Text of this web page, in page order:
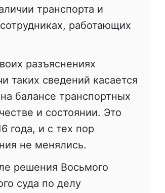
транспорта и
работающих
разъяснениях
таких сведений касается
балансе транспортных
и состоянии. Это
года, и с тех пор
не менялись.
решения Восьмого
суда по делу